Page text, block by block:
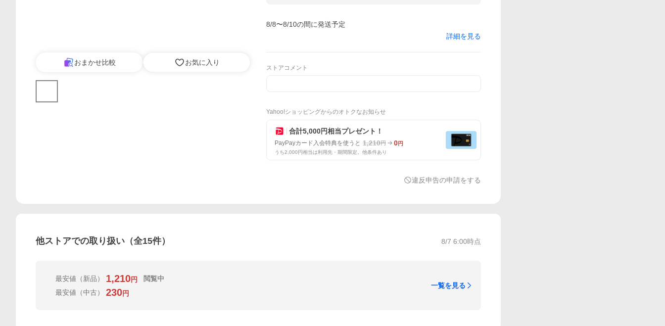
おまかせ比較 お気に入り
8/8〜8/10の間に発送予定
詳細を見る
ストアコメント
Yahoo!ショッピングからのオトクなお知らせ
合計5,000円相当プレゼント！
PayPayカード入会特典を使うと 1,210円 0円
うち2,000円相当は利用先・期間限定。他条件あり
違反申告の申請をする
他ストアでの取り扱い（全15件） 8/7 6:00時点
最安値 （新品） 1,210円
閲覧中
最安値 （中古） 230円
一覧を見る